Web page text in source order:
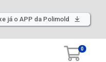
já o APP da Polimold
0